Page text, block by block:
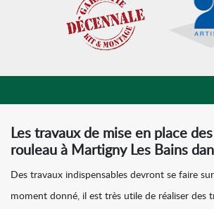
Les travaux de mise en place
rouleau à Martigny Les Bains
Des travaux indispensables devront se faire
moment donné, il est très utile de réaliser des